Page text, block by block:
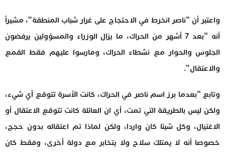
واعتبر أن “ناصر انخرط في الاحتجاج على غرار شباب المنطقة”، مشيراً
أنه “بعد 7 أشهر من الحراك، ما يزال الوزراء والمسؤولين يرفضون
الجلوس والحوار مع نشطاء الحراك، ومارسوا عليهم فقط القمع
والاعتقال”.
وتابع “بعدما برز اسم ناصر في الحراك، كانت الأسرة تتوقع أي شيء،
ولكن ليس بالطريقة التي تمت، أي ان العائلة كانت تتوقع الاعتقال أو
الاغتيال، وكل شيئا كان واردا، ولكن لماذا تم اعتقاله بدون حجج،
خصوصا أنه لا يمتلك سلاح ولا يتخابر مع دولة أخرى، وفقط كان